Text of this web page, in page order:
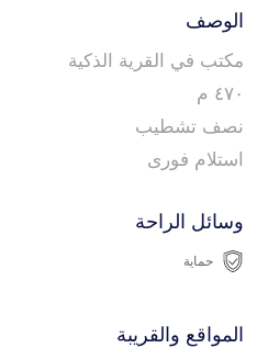
الوصف
مكتب في القرية الذكية
٤٧٠ م
نصف تشطيب
استلام فورى
وسائل الراحة
حماية
المواقع والقريبة